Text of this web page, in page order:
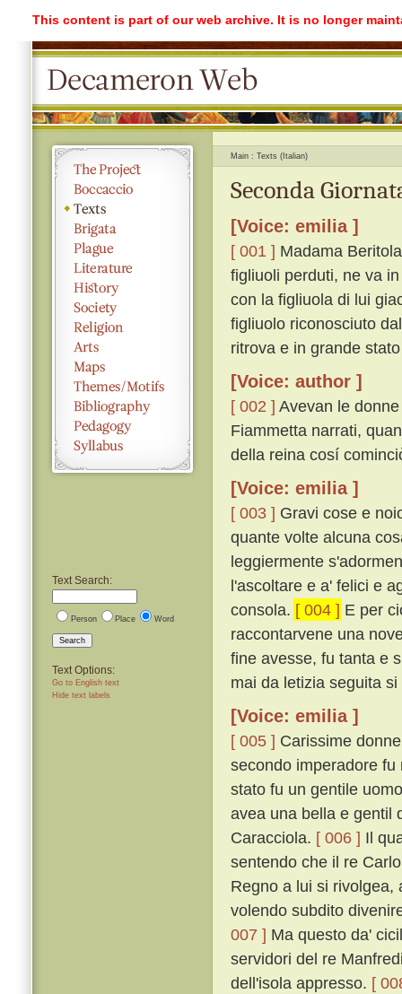
This content is part of our web archive. It is no longer
Text Search:
Person Place Word
Search
Text Options:
Go to English text
Hide text labels
Main Texts (Italian)
Seconda
[Voice: emilia ]
[ 001 ] Madama
figliuoli perduti, ne va
con la figliuola di lui
figliuolo riconosciuto
ritrova e in grande
[Voice: author ]
[ 002 ] Avevan le
Fiammetta narrati,
della reina cosí
[Voice: emilia ]
[ 003 ] Gravi cose e
quante volte alcuna
leggiermente
l'ascoltare e a' felici e
consola. [ 004 ] E per
raccontarvene una
fine avesse, fu tanta e
mai da letizia seguita
[Voice: emilia ]
[ 005 ] Carissime
secondo imperadore
stato fu un gentile
avea una bella e gentil
Caracciola. [ 006 ] Il
sentendo che il re
Regno a lui si rivolgea,
volendo subdito
007 ] Ma questo da'
servidori del re
dell'isola appresso. [